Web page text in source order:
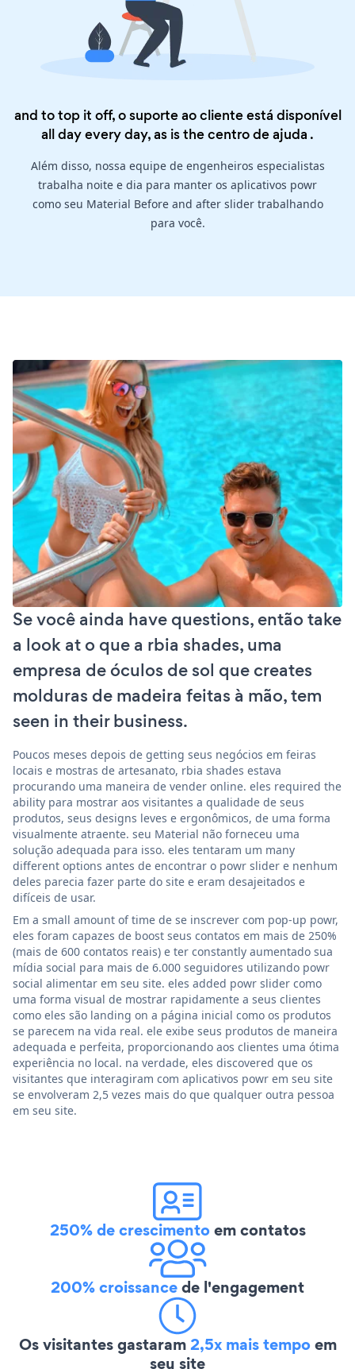
and to top it off, o suporte ao cliente está disponível
all day every day, as is thecentro de ajuda .
Além disso, nossa equipe de engenheiros especialistas
trabalha noite e dia para manter os aplicativos powr
como seu Material Before and after slider trabalhando
para você.
Se você ainda have questions, então take
a look at o que a rbia shades, uma
empresa de óculos de sol que creates
molduras de madeira feitas à mão, tem
seen in their business.
Poucos meses depois de getting seus negócios em feiras
locais e mostras de artesanato, rbia shades estava
procurando uma maneira de vender online. eles required the
ability para mostrar aos visitantes a qualidade de seus
produtos, seus designs leves e ergonômicos, de uma forma
visualmente atraente. seu Material não forneceu uma
solução adequada para isso. eles tentaram um many
different options antes de encontrar o powr slider e nenhum
deles parecia fazer parte do site e eram desajeitados e
difíceis de usar.
Em a small amount of time de se inscrever com pop-up powr,
eles foram capazes de boost seus contatos em mais de 250%
(mais de 600 contatos reais) e ter constantly aumentado sua
mídia social para mais de 6.000 seguidores utilizando powr
social alimentar em seu site. eles added powr slider como
uma forma visual de mostrar rapidamente a seus clientes
como eles são landing on a página inicial como os produtos
se parecem na vida real. ele exibe seus produtos de maneira
adequada e perfeita, proporcionando aos clientes uma ótima
experiência no local. na verdade, eles discovered que os
visitantes que interagiram com aplicativos powr em seu site
se envolveram 2,5 vezes mais do que qualquer outra pessoa
em seu site.
250% de crescimentoem contatos
200% croissancede l'engagement
Os visitantes gastaram2,5x mais tempoem
seu site